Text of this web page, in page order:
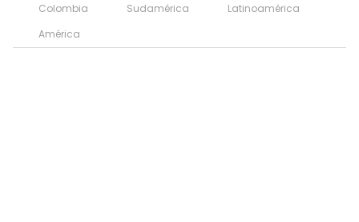
Colombia
Sudamérica
Latinoamérica
América